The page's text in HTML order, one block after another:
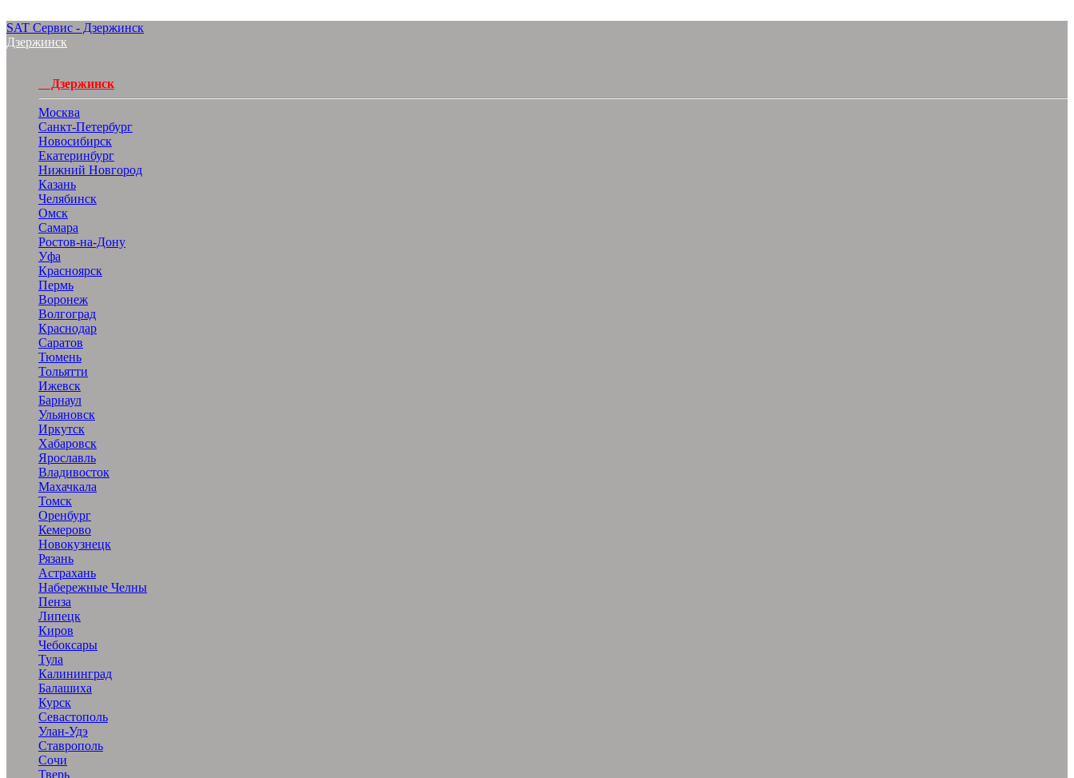
SAT Сервис - Дзержинск
Дзержинск
Дзержинск
Москва
Санкт-Петербург
Новосибирск
Екатеринбург
Нижний Новгород
Казань
Челябинск
Омск
Самара
Ростов-на-Дону
Уфа
Красноярск
Пермь
Воронеж
Волгоград
Краснодар
Саратов
Тюмень
Тольятти
Ижевск
Барнаул
Ульяновск
Иркутск
Хабаровск
Ярославль
Владивосток
Махачкала
Томск
Оренбург
Кемерово
Новокузнецк
Рязань
Астрахань
Набережные Челны
Пенза
Липецк
Киров
Чебоксары
Тула
Калининград
Балашиха
Курск
Севастополь
Улан-Удэ
Ставрополь
Сочи
Тверь